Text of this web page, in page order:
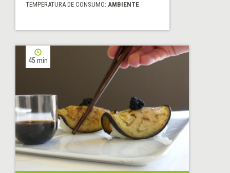
TEMPERATURA DE CONSUMO: AMBIENTE
45 min